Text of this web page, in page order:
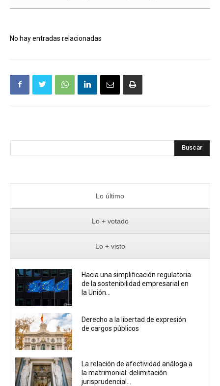
No hay entradas relacionadas
Buscar
Lo último
Lo + votado
Lo + visto
Hacia una simplificación regulatoria
de la sostenibilidad empresarial en
la Unión...
Derecho a la libertad de expresión
de cargos públicos
La relación de afectividad análoga a
la matrimonial: delimitación
jurisprudencial...